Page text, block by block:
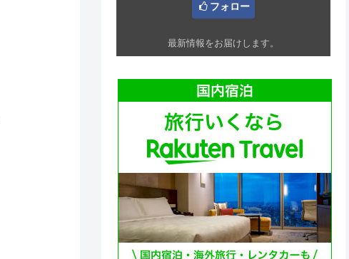
フォロー
最新情報をお届けします。